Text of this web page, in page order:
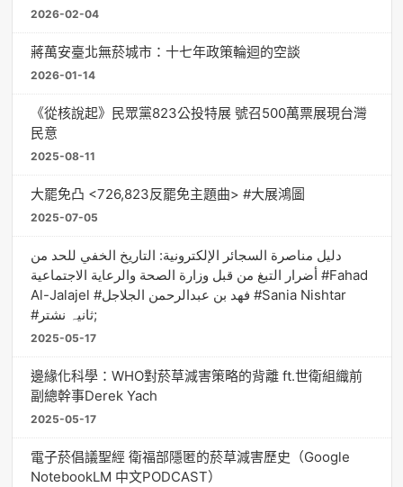
2026-02-04
蔣萬安臺北無菸城市：十七年政策輪迴的空談
2026-01-14
《從核說起》民眾黨823公投特展 號召500萬票展現台灣
民意
2025-08-11
大罷免凸 <726,823反罷免主題曲> #大展鴻圖
2025-07-05
دليل مناصرة السجائر الإلكترونية: التاريخ الخفي للحد من
أضرار التبغ من قبل وزارة الصحة والرعاية الاجتماعية #Fahad
Al-Jalajel #فهد بن عبدالرحمن الجلاجل #Sania Nishtar
#ثانیہ نشتر;
2025-05-17
邊緣化科學：WHO對菸草減害策略的背離 ft.世衛組織前
副總幹事Derek Yach
2025-05-17
電子菸倡議聖經 衛福部隱匿的菸草減害歷史（Google
NotebookLM 中文PODCAST）